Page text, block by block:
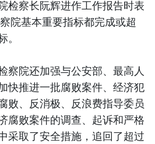
检察长阮辉进作工作报告时表
院基本重要指标都完成或超
察院还加强与公安部、最高人
快推进一批腐败案件、经济犯
败、反消极、反浪费指导委员
腐败案件的调查、起诉和严格
采取了安全措施，追回了超过